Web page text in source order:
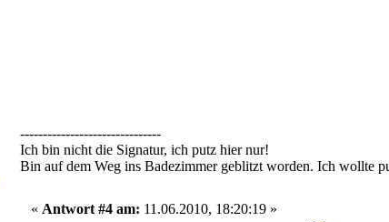
-------------------------------
Ich bin nicht die Signatur, ich putz hier nur!
Bin auf dem Weg ins Badezimmer geblitzt worden. Ich wollte
« Antwort #4 am: 11.06.2010, 18:20:19 »